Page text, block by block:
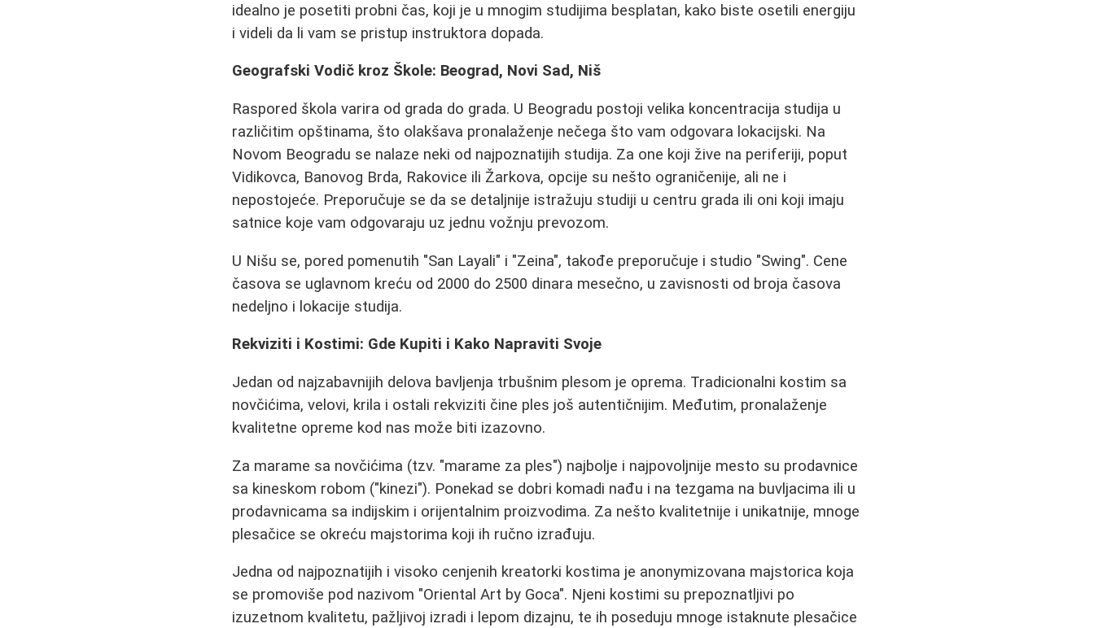
idealno je posetiti probni čas, koji je u mnogim studijima besplatan, kako biste osetili energiju
i videli da li vam se pristup instruktora dopada.
Geografski Vodič kroz Škole: Beograd, Novi Sad, Niš
Raspored škola varira od grada do grada. U Beogradu postoji velika koncentracija studija u
različitim opštinama, što olakšava pronalaženje nečega što vam odgovara lokacijski. Na
Novom Beogradu se nalaze neki od najpoznatijih studija. Za one koji žive na periferiji, poput
Vidikovca, Banovog Brda, Rakovice ili Žarkova, opcije su nešto ograničenije, ali ne i
nepostojeće. Preporučuje se da se detaljnije istražuju studiji u centru grada ili oni koji imaju
satnice koje vam odgovaraju uz jednu vožnju prevozom.
U Nišu se, pored pomenutih "San Layali" i "Zeina", takođe preporučuje i studio "Swing". Cene
časova se uglavnom kreću od 2000 do 2500 dinara mesečno, u zavisnosti od broja časova
nedeljno i lokacije studija.
Rekviziti i Kostimi: Gde Kupiti i Kako Napraviti Svoje
Jedan od najzabavnijih delova bavljenja trbušnim plesom je oprema. Tradicionalni kostim sa
novčićima, velovi, krila i ostali rekviziti čine ples još autentičnijim. Međutim, pronalaženje
kvalitetne opreme kod nas može biti izazovno.
Za marame sa novčićima (tzv. "marame za ples") najbolje i najpovoljnije mesto su prodavnice
sa kineskom robom ("kinezi"). Ponekad se dobri komadi nađu i na tezgama na buvljacima ili u
prodavnicama sa indijskim i orijentalnim proizvodima. Za nešto kvalitetnije i unikatnije, mnoge
plesačice se okreću majstorima koji ih ručno izrađuju.
Jedna od najpoznatijih i visoko cenjenih kreatorki kostima je anonymizovana majstorica koja
se promoviše pod nazivom "Oriental Art by Goca". Njeni kostimi su prepoznatljivi po
izuzetnom kvalitetu, pažljivoj izradi i lepom dizajnu, te ih poseduju mnoge istaknute plesačice